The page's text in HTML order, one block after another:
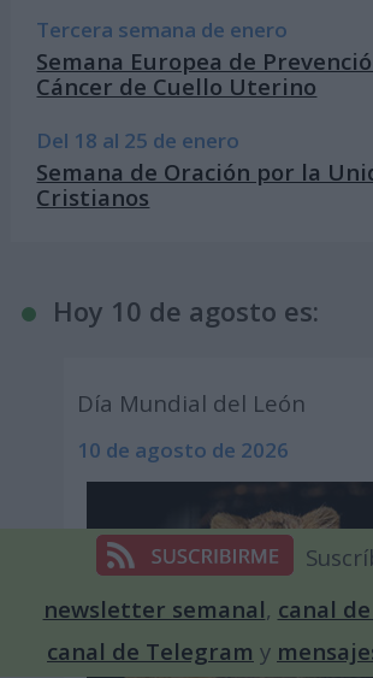
Tercera semana de enero
Semana Europea de
Cáncer de Cuello Uterino
Del 18 al 25 de enero
Semana de Oración por la
Cristianos
Hoy 10 de agosto es:
Día Mundial del León
10 de agosto de 2026
newsletter semanal, canal
canal de Telegram y